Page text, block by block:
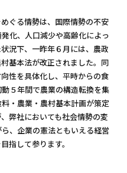
ぐる情勢は、国際情勢の不安
化、人口減少や高齢化によっ
況下、一昨年６月には、農政
基本法が改正されました。同
性を具体化し、平時からの食
５年間で農業の構造転換を集
・農業・農村基本計画が策定
弊社においても社会情勢の変
、企業の憲法ともいえる経営
指して参ります。